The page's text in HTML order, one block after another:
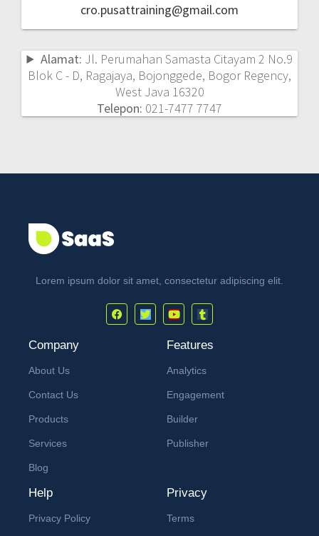
cro.pusattraining@gmail.com
Alamat: Jl. Perumahan Samasta Citayam 2 No.9
Blok C - D, Ragajaya, Bojonggede, Bogor Regency,
West Java 16320
Telepon: 021-7477 7747
Lorem ipsum dolor sit amet, consectetur adipiscing elit.
Company
About Us
Contact Us
Products
Services
Blog
Features
Analytics
Engagement
Builder
Publisher
Help
Privacy Policy
Privacy
Terms